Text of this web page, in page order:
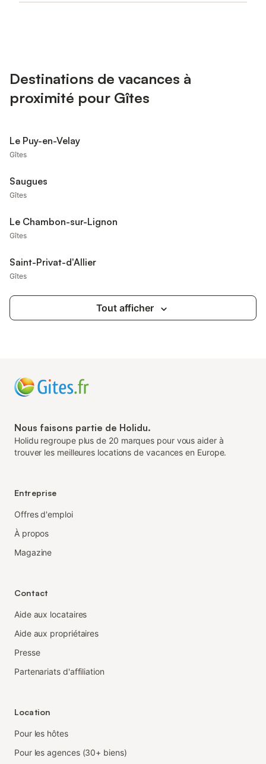
Destinations de vacances à
proximité pour Gîtes
Le Puy-en-Velay
Gîtes
Saugues
Gîtes
Le Chambon-sur-Lignon
Gîtes
Saint-Privat-d'Allier
Gîtes
Tout afficher
Nous faisons partie de Holidu.
Holidu regroupe plus de 20 marques pour vous aider à
trouver les meilleures locations de vacances en Europe.
Entreprise
Offres d'emploi
À propos
Magazine
Contact
Aide aux locataires
Aide aux propriétaires
Presse
Partenariats d'affiliation
Location
Pour les hôtes
Pour les agences (30+ biens)